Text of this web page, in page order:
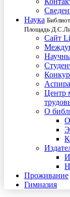
Наука
Площадь
Сайт
Центр
О
Проживание
Гимназия